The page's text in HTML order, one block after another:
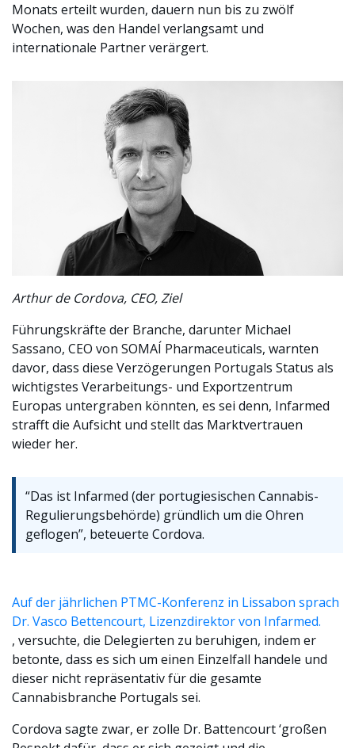
Monats erteilt wurden, dauern nun bis zu zwölf
Wochen, was den Handel verlangsamt und
internationale Partner verärgert.
Arthur de Cordova, CEO, Ziel
Führungskräfte der Branche, darunter Michael
Sassano, CEO von SOMAÍ Pharmaceuticals, warnten
davor, dass diese Verzögerungen Portugals Status als
wichtigstes Verarbeitungs- und Exportzentrum
Europas untergraben könnten, es sei denn, Infarmed
strafft die Aufsicht und stellt das Marktvertrauen
wieder her.
“Das ist Infarmed (der portugiesischen Cannabis-
Regulierungsbehörde) gründlich um die Ohren
geflogen”, beteuerte Cordova.
Auf der jährlichen PTMC-Konferenz in Lissabon sprach
Dr. Vasco Bettencourt, Lizenzdirektor von Infarmed.
, versuchte, die Delegierten zu beruhigen, indem er
betonte, dass es sich um einen Einzelfall handele und
dieser nicht repräsentativ für die gesamte
Cannabisbranche Portugals sei.
Cordova sagte zwar, er zolle Dr. Battencourt ‘großen